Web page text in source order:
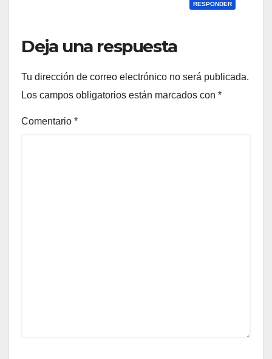
RESPONDER
Deja una respuesta
Tu dirección de correo electrónico no será publicada.
Los campos obligatorios están marcados con *
Comentario *